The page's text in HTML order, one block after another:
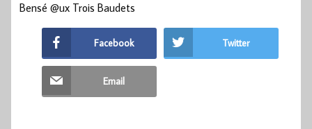
Bensé @ux Trois Baudets
Facebook Twitter
Email